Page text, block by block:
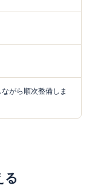
がら順次整備しま
る